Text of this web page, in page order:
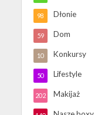
Dłonie
98
Dom
59
Konkursy
10
Lifestyle
50
Makijaż
202